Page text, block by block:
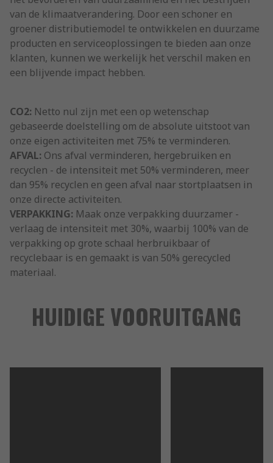
van de klimaatverandering. Door een schoner en
groener distributiemodel te ontwikkelen en duurzame
producten en serviceoplossingen te bieden aan onze
klanten, kunnen we werkelijk het verschil maken en
een blijvende impact hebben.
CO2: Netto nul zijn met een op wetenschap
gebaseerde doelstelling om de absolute uitstoot van
onze eigen activiteiten met 75% te verminderen.
AFVAL: Ons afval verminderen, hergebruiken en
recyclen - de intensiteit met 50% verminderen, meer
dan 95% recyclen en geen afval naar stortplaatsen in
onze directe activiteiten.
VERPAKKING: Maak onze verpakking duurzamer -
verlaag de intensiteit met 30%, waarbij 100% van de
verpakking op grote schaal herbruikbaar of
recyclebaar is en gemaakt is van 50% gerecycled
materiaal.
HUIDIGE VOORUITGANG